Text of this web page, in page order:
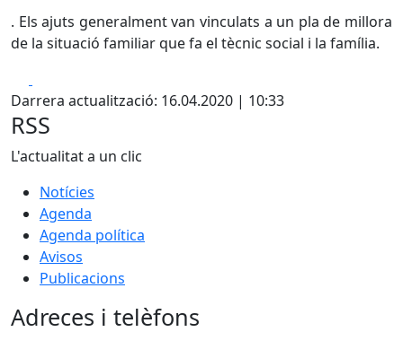
. Els ajuts generalment van vinculats a un pla de millora
de la situació familiar que fa el tècnic social i la família.
Darrera actualització: 16.04.2020 | 10:33
RSS
L'actualitat a un clic
Notícies
Agenda
Agenda política
Avisos
Publicacions
Adreces i telèfons